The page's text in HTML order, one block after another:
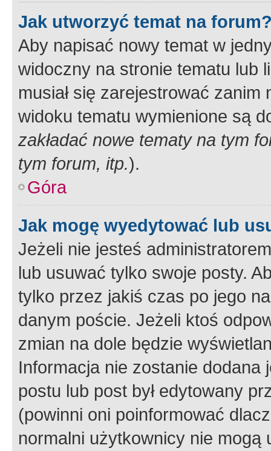
Jak utworzyć temat na
Aby napisać nowy temat w
widoczny na stronie tematu lub
musiał się zarejestrować
widoku tematu wymienione są
zakładać nowe tematy na tym
tym forum, itp.).
Góra
Jak mogę wyedytować lub
Jeżeli nie jesteś
lub usuwać tylko swoje posty.
tylko przez jakiś czas po jego
danym poście. Jeżeli ktoś
zmian na dole będzie
Informacja nie zostanie dodana
postu lub post był edytowany
(powinni oni poinformować
normalni użytkownicy nie